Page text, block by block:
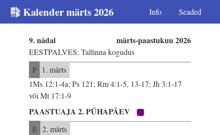
Kalender märts 2026 Info Seaded
9. nädal märts-paastukuu 2026
EESTPALVES: Tallinna kogudus
P 1. märts
1Ms 12:1-4a; Ps 121; Rm 4:1-5, 13-17; Jh 3:1-17
või Mt 17:1-9
PAASTUAJA 2. PÜHAPÄEV
E 2. märts